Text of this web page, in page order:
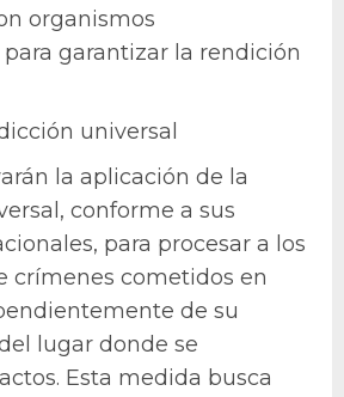
organismos
garantizar la rendición
universal
la aplicación de la
conforme a sus
para procesar a los
crímenes cometidos en
de su
lugar donde se
Esta medida busca